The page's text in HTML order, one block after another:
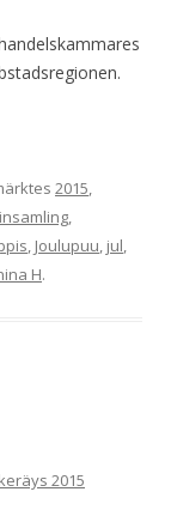
2015,
insamling,
, Joulupuu, jul,
H.
2015